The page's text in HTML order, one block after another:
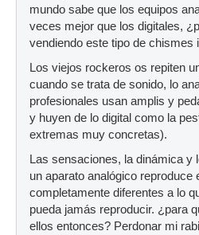
mundo sabe que los equipos
veces mejor que los digitales,
vendiendo este tipo de chismes
Los viejos rockeros os repiten
cuando se trata de sonido, lo
profesionales usan amplis y
y huyen de lo digital como la
extremas muy concretas).
Las sensaciones, la dinámica y
un aparato analógico reproduce
completamente diferentes a lo
pueda jamás reproducir. ¿para
ellos entonces? Perdonar mi